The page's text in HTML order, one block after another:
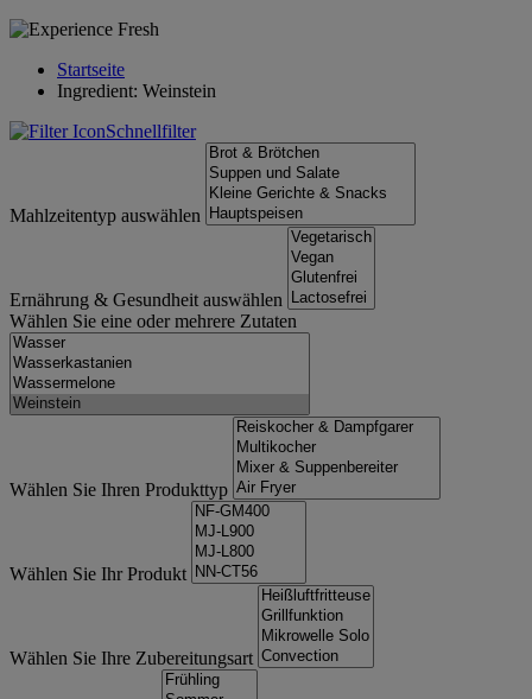
Startseite
Ingredient: Weinstein
Schnellfilter
Mahlzeitentyp auswählen
Ernährung & Gesundheit auswählen
Wählen Sie eine oder mehrere Zutaten
Wählen Sie Ihren Produkttyp
Wählen Sie Ihr Produkt
Wählen Sie Ihre Zubereitungsart